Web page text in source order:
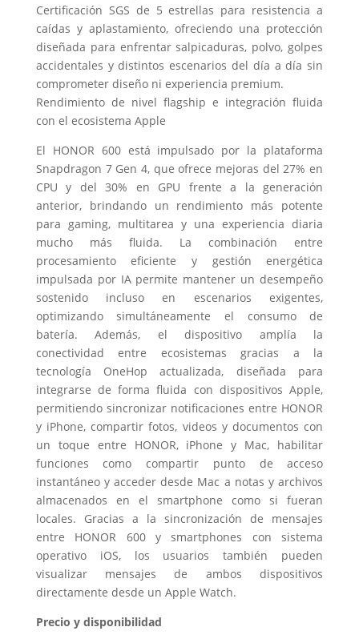
Certificación SGS de 5 estrellas para resistencia a
caídas y aplastamiento, ofreciendo una protección
diseñada para enfrentar salpicaduras, polvo, golpes
accidentales y distintos escenarios del día a día sin
comprometer diseño ni experiencia premium.
Rendimiento de nivel flagship e integración fluida
con el ecosistema Apple
El HONOR 600 está impulsado por la plataforma
Snapdragon 7 Gen 4, que ofrece mejoras del 27% en
CPU y del 30% en GPU frente a la generación
anterior, brindando un rendimiento más potente
para gaming, multitarea y una experiencia diaria
mucho más fluida. La combinación entre
procesamiento eficiente y gestión energética
impulsada por IA permite mantener un desempeño
sostenido incluso en escenarios exigentes,
optimizando simultáneamente el consumo de
batería. Además, el dispositivo amplía la
conectividad entre ecosistemas gracias a la
tecnología OneHop actualizada, diseñada para
integrarse de forma fluida con dispositivos Apple,
permitiendo sincronizar notificaciones entre HONOR
y iPhone, compartir fotos, videos y documentos con
un toque entre HONOR, iPhone y Mac, habilitar
funciones como compartir punto de acceso
instantáneo y acceder desde Mac a notas y archivos
almacenados en el smartphone como si fueran
locales. Gracias a la sincronización de mensajes
entre HONOR 600 y smartphones con sistema
operativo iOS, los usuarios también pueden
visualizar mensajes de ambos dispositivos
directamente desde un Apple Watch.
Precio y disponibilidad